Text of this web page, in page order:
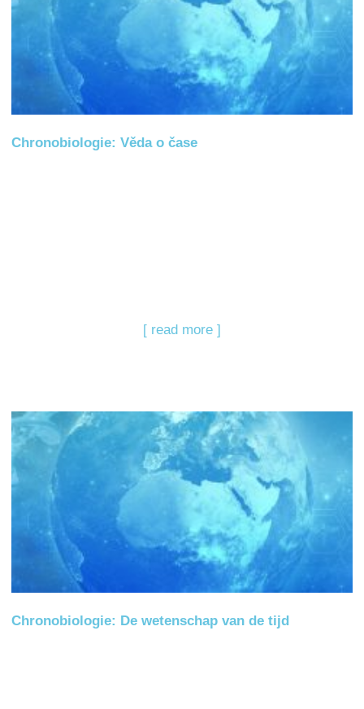
Chronobiologie: Věda o čase
[ read more ]
Chronobiologie: De wetenschap van de tijd